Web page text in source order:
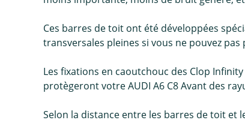
Ces barres de toit ont été développées
transversales pleines si vous ne pouvez
Les fixations en caoutchouc des Clop
protègeront votre AUDI A6 C8 Avant des
Selon la distance entre les barres de toit